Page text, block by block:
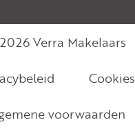
Verra Makelaars
Cookies
voorwaarden